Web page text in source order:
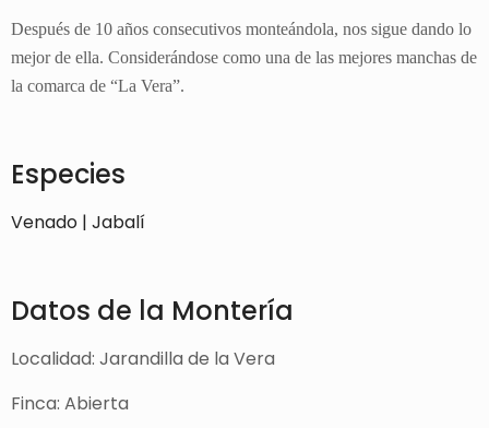
Después de 10 años consecutivos monteándola, nos sigue dando lo
mejor de ella. Considerándose como una de las mejores manchas de
la comarca de “La Vera”.
Especies
Venado | Jabalí
Datos de la Montería
Localidad: Jarandilla de la Vera
Finca: Abierta